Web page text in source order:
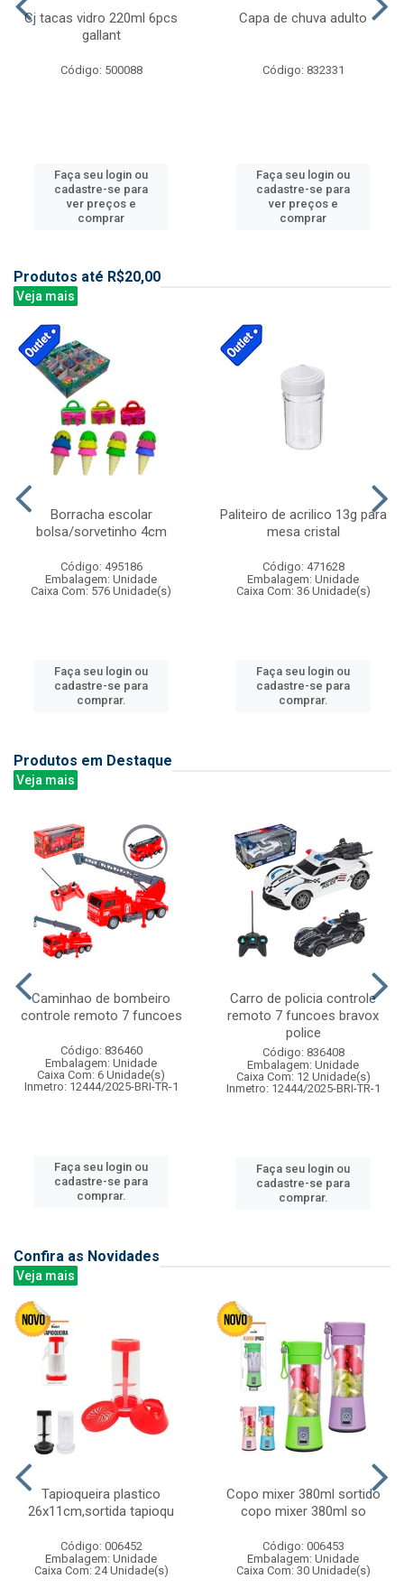
Cj tacas vidro 220ml 6pcs
gallant
Código: 500088
Faça seu login ou
cadastre-se para
ver preços e
comprar
Capa de chuva adulto
Código: 832331
Faça seu login ou
cadastre-se para
ver preços e
comprar
Produtos até R$20,00
Veja mais
Borracha escolar
bolsa/sorvetinho 4cm
Código: 495186
Embalagem: Unidade
Caixa Com: 576 Unidade(s)
Faça seu login ou
cadastre-se para
comprar.
Paliteiro de acrilico 13g para
mesa cristal
Código: 471628
Embalagem: Unidade
Caixa Com: 36 Unidade(s)
Faça seu login ou
cadastre-se para
comprar.
Produtos em Destaque
Veja mais
Caminhao de bombeiro
controle remoto 7 funcoes
Código: 836460
Embalagem: Unidade
Caixa Com: 6 Unidade(s)
Inmetro: 12444/2025-BRI-TR-1
Faça seu login ou
cadastre-se para
comprar.
Carro de policia controle
remoto 7 funcoes bravox
police
Código: 836408
Embalagem: Unidade
Caixa Com: 12 Unidade(s)
Inmetro: 12444/2025-BRI-TR-1
Faça seu login ou
cadastre-se para
comprar.
Confira as Novidades
Veja mais
Tapioqueira plastico
26x11cm,sortida tapioqu
Código: 006452
Embalagem: Unidade
Caixa Com: 24 Unidade(s)
Copo mixer 380ml sortido
copo mixer 380ml so
Código: 006453
Embalagem: Unidade
Caixa Com: 30 Unidade(s)